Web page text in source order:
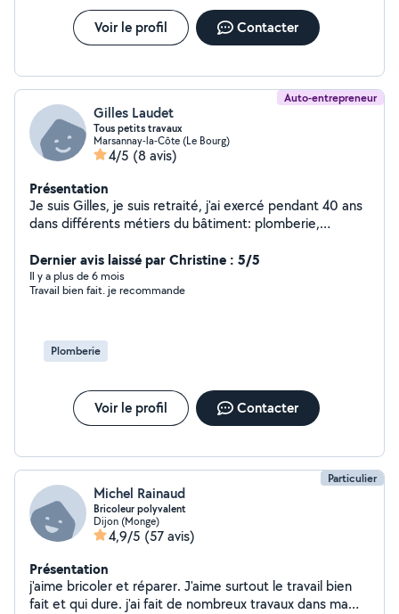
Voir le profil Contacter
Auto-entrepreneur
Gilles Laudet
Tous petits travaux
Marsannay-la-Côte (Le Bourg)
4/5 (8 avis)
Présentation
Je suis Gilles, je suis retraité, j'ai exercé pendant 40 ans
dans différents métiers du bâtiment: plomberie,
d'autres domaines du bâtiment, notamment en pose de
revêtement de sols, mais aussi en jardinage et
entretien. Aujourd'hui je veux mettre mes compétences
Dernier avis laissé par Christine : 5/5
Il y a plus de 6 mois
Travail bien fait. je recommande
Plomberie
Voir le profil Contacter
Particulier
Michel Rainaud
Bricoleur polyvalent
Dijon (Monge)
4,9/5 (57 avis)
Présentation
j'aime bricoler et réparer. J'aime surtout le travail bien
fait et qui dure. j'ai fait de nombreux travaux dans ma